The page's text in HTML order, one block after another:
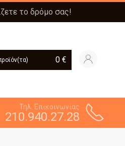
το δρόμο σας!
0 €
Τηλ. Επικοινωνίας
210.940.27.28